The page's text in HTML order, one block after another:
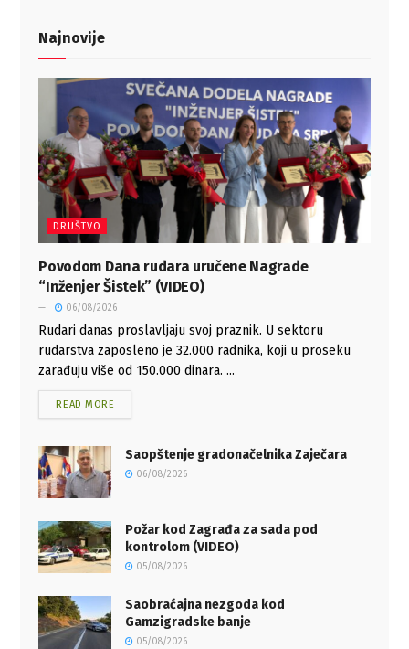
Najnovije
DRUŠTVO
Povodom Dana rudara uručene Nagrade
“Inženjer Šistek” (VIDEO)
06/08/2026
Rudari danas proslavljaju svoj praznik. U sektoru
rudarstva zaposleno je 32.000 radnika, koji u proseku
zarađuju više od 150.000 dinara. ...
READ MORE
Saopštenje gradonačelnika Zaječara
06/08/2026
Požar kod Zagrađa za sada pod
kontrolom (VIDEO)
05/08/2026
Saobraćajna nezgoda kod
Gamzigradske banje
05/08/2026